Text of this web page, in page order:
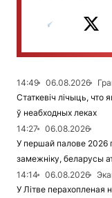
14:49 06.08.2026
Статкевіч лічыць, что
ў неабходных леках
14:27
06.08.2026
У першай палове 2026
замежніку, беларусы
14:14
06.08.2026
У Літве перахопленая